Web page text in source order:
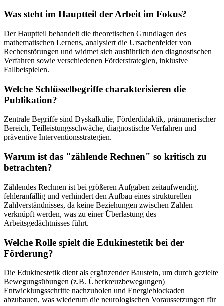
Was steht im Hauptteil der Arbeit im Fokus?
Der Hauptteil behandelt die theoretischen Grundlagen des
mathematischen Lernens, analysiert die Ursachenfelder von
Rechenstörungen und widmet sich ausführlich den diagnostischen
Verfahren sowie verschiedenen Förderstrategien, inklusive
Fallbeispielen.
Welche Schlüsselbegriffe charakterisieren die
Publikation?
Zentrale Begriffe sind Dyskalkulie, Förderdidaktik, pränumerischer
Bereich, Teilleistungsschwäche, diagnostische Verfahren und
präventive Interventionsstrategien.
Warum ist das "zählende Rechnen" so kritisch zu
betrachten?
Zählendes Rechnen ist bei größeren Aufgaben zeitaufwendig,
fehleranfällig und verhindert den Aufbau eines strukturellen
Zahlverständnisses, da keine Beziehungen zwischen Zahlen
verknüpft werden, was zu einer Überlastung des
Arbeitsgedächtnisses führt.
Welche Rolle spielt die Edukinestetik bei der
Förderung?
Die Edukinestetik dient als ergänzender Baustein, um durch gezielte
Bewegungsübungen (z.B. Überkreuzbewegungen)
Entwicklungsschritte nachzuholen und Energieblockaden
abzubauen, was wiederum die neurologischen Voraussetzungen für